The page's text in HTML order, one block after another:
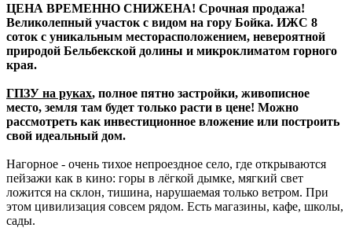
ЦЕНА ВРЕМЕННО СНИЖЕНА! Срочная продажа!
Великолепный участок с видом на гору Бойка. ИЖС 8
соток с уникальным месторасположением, невероятной
природой Бельбекской долины и микроклиматом горного
края.
ГПЗУ на руках, полное пятно застройки, живописное
место, земля там будет только расти в цене! Можно
рассмотреть как инвестиционное вложение или построить
свой идеальный дом.
Нагорное - очень тихое непроездное село, где открываются
пейзажи как в кино: горы в лёгкой дымке, мягкий свет
ложится на склон, тишина, нарушаемая только ветром. При
этом цивилизация совсем рядом. Есть магазины, кафе, школы,
сады.